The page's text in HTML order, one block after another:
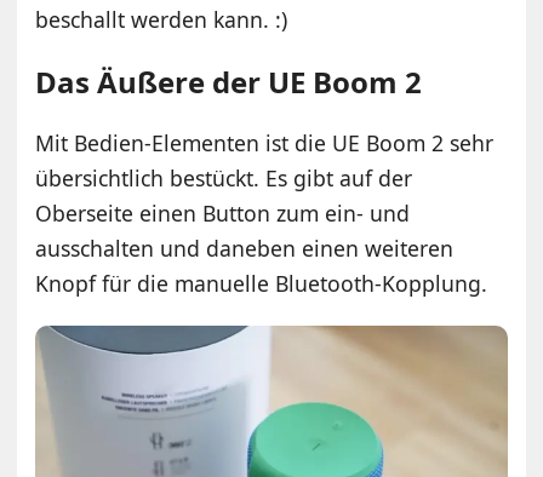
beschallt werden kann. :)
Das Äußere der UE Boom 2
Mit Bedien-Elementen ist die UE Boom 2 sehr
übersichtlich bestückt. Es gibt auf der
Oberseite einen Button zum ein- und
ausschalten und daneben einen weiteren
Knopf für die manuelle Bluetooth-Kopplung.